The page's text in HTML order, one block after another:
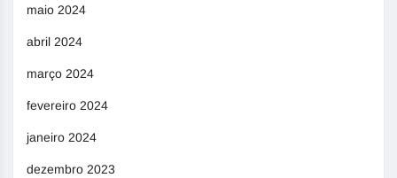
maio 2024
abril 2024
março 2024
fevereiro 2024
janeiro 2024
dezembro 2023